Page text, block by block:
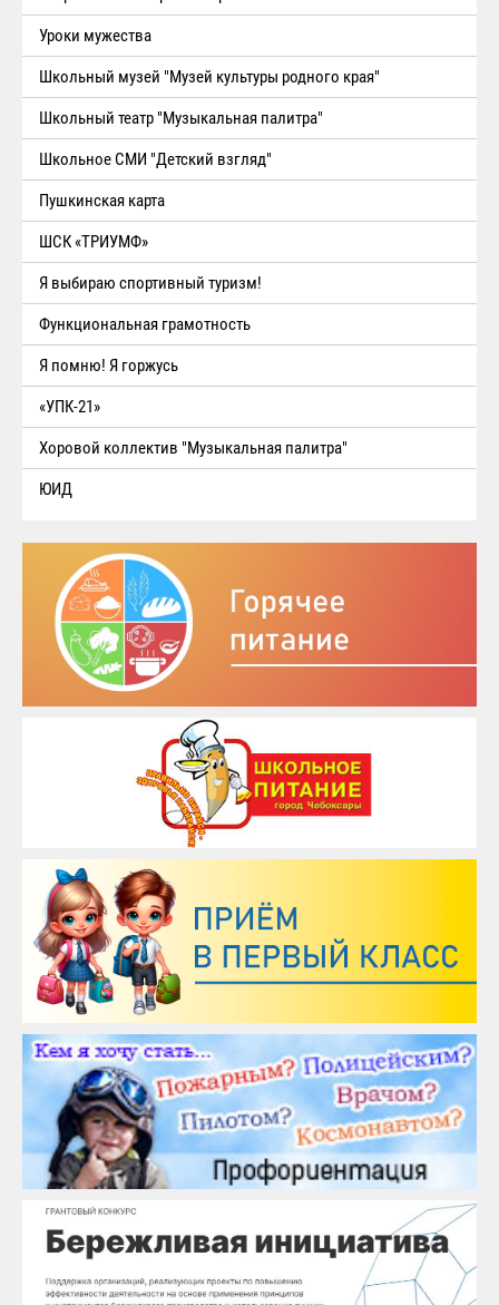
Уроки мужества
Школьный музей "Музей культуры родного края"
Школьный театр "Музыкальная палитра"
Школьное СМИ "Детский взгляд"
Пушкинская карта
ШСК «ТРИУМФ»
Я выбираю спортивный туризм!
Функциональная грамотность
Я помню! Я горжусь
«УПК-21»
Хоровой коллектив "Музыкальная палитра"
ЮИД